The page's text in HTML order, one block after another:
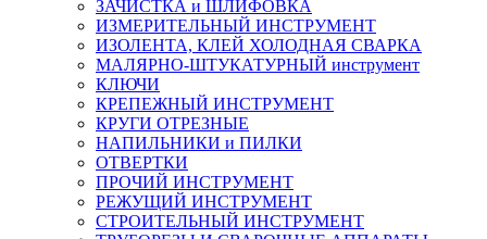
ЗАЧИСТКА и ШЛИФОВКА
ИЗМЕРИТЕЛЬНЫЙ ИНСТРУМЕНТ
ИЗОЛЕНТА, КЛЕЙ ХОЛОДНАЯ СВАРКА
МАЛЯРНО-ШТУКАТУРНЫЙ инструмент
КЛЮЧИ
КРЕПЕЖНЫЙ ИНСТРУМЕНТ
КРУГИ ОТРЕЗНЫЕ
НАПИЛЬНИКИ и ПИЛКИ
ОТВЕРТКИ
ПРОЧИЙ ИНСТРУМЕНТ
РЕЖУЩИЙ ИНСТРУМЕНТ
СТРОИТЕЛЬНЫЙ ИНСТРУМЕНТ